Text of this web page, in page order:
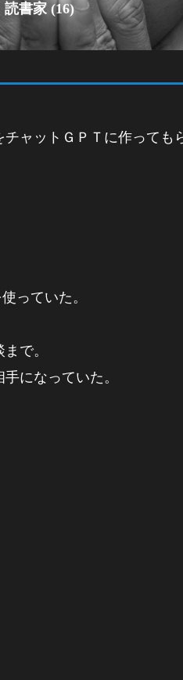
書家 (16)
ャットＧＰＴに作っても
っていた。
で。
になっていた。